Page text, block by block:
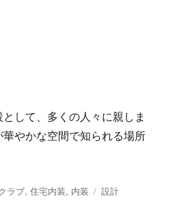
して、多くの人々に親しま
やかな空間で知られる場所
の内装設計が生み出す美と非日
ラブ,住宅内装, 内装
タ
設計